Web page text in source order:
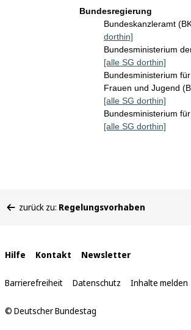
Bundesregierung
Bundeskanzleramt
dorthin]
Bundesministerium
[alle SG dorthin]
Bundesministerium
Frauen und Jugend
[alle SG dorthin]
Bundesministerium
[alle SG dorthin]
befinden
zurück zu: Regelungsvorhaben
Interne
Links
Hilfe Kontakt Newsletter
Barrierefreiheit Datenschutz Inhalte melden
© Deutscher Bundestag